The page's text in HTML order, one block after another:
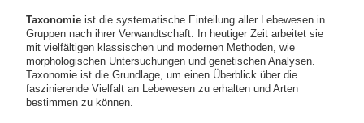
Taxonomie ist die systematische Einteilung aller Lebewesen in
Gruppen nach ihrer Verwandtschaft. In heutiger Zeit arbeitet sie
mit vielfältigen klassischen und modernen Methoden, wie
morphologischen Untersuchungen und genetischen Analysen.
Taxonomie ist die Grundlage, um einen Überblick über die
faszinierende Vielfalt an Lebewesen zu erhalten und Arten
bestimmen zu können.